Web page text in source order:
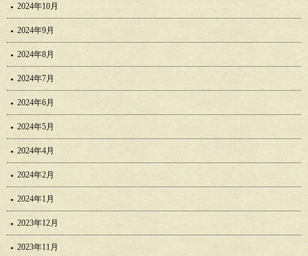
2024年10月
2024年9月
2024年8月
2024年7月
2024年6月
2024年5月
2024年4月
2024年2月
2024年1月
2023年12月
2023年11月